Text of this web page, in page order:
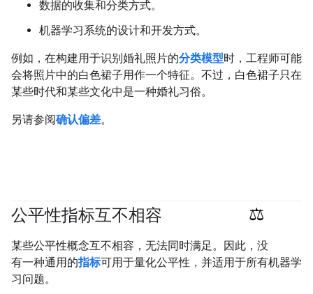
数据的收集和分类方式。
机器学习系统的设计和开发方式。
例如，在构建用于识别婚礼照片的分类模型时，工程师可能
会将照片中的白色裙子用作一个特征。不过，白色裙子只在
某些时代和某些文化中是一种婚礼习俗。
另请参阅确认偏差。
公平性指标互不相容 #Metric
某些公平性概念互不相容，无法同时满足。因此，没
有一种通用的指标可用于量化公平性，并适用于所有机器学
习问题。